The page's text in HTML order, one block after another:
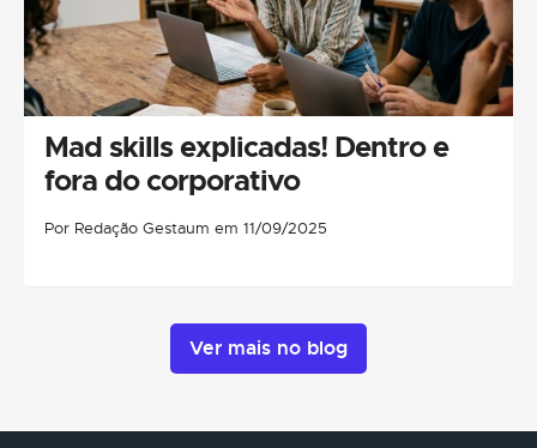
Mad skills explicadas! Dentro e
fora do corporativo
Por Redação Gestaum em 11/09/2025
Ver mais no blog